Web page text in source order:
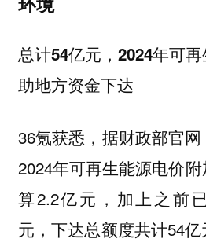
总计54亿元，2024年可
助地方资金下达
36氪获悉，据财政部官
2024年可再生能源电价
算2.2亿元，加上之前
元，下达总额度共计54